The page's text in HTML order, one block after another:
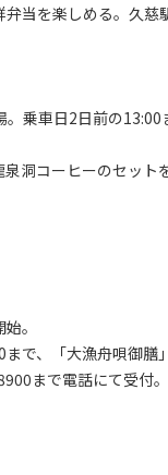
当を楽しめる。久慈
乗車日2日前の13:00
洞コーヒーのセッ
。
で、「大漁舟唄御膳
まで電話にて受付。